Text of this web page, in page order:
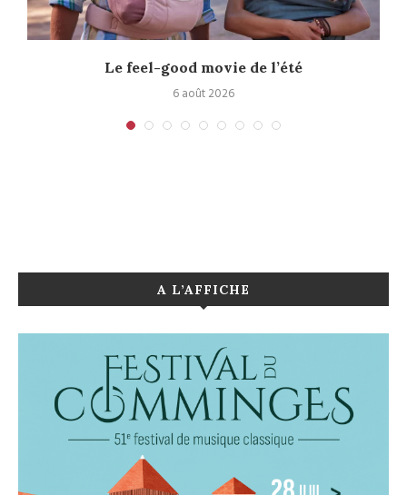
Le feel-good movie de l’été
6 août 2026
A L’AFFICHE